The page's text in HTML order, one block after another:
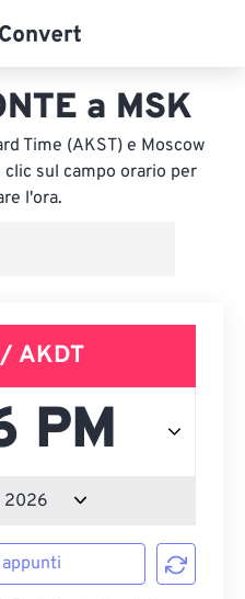
a MSK
Time (AKST) e Moscow
clic sul campo orario per
l'ora.
AKDT